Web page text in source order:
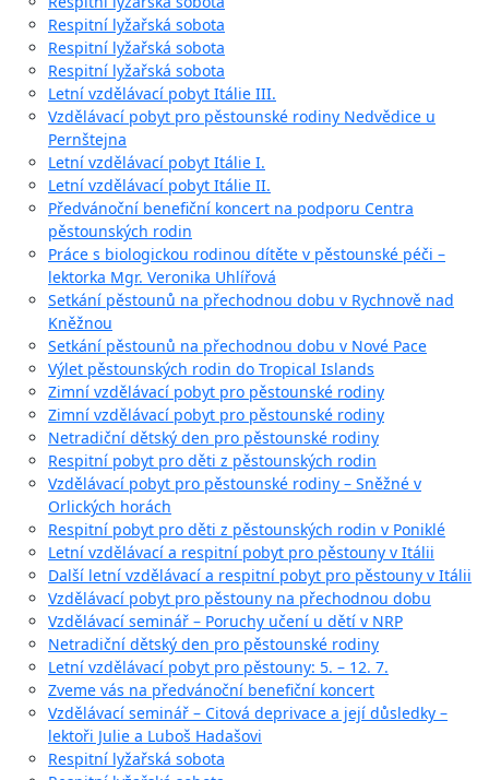
Respitní lyžařská sobota
Respitní lyžařská sobota
Respitní lyžařská sobota
Letní vzdělávací pobyt Itálie III.
Vzdělávací pobyt pro pěstounské rodiny Nedvědice u
Pernštejna
Letní vzdělávací pobyt Itálie I.
Letní vzdělávací pobyt Itálie II.
Předvánoční benefiční koncert na podporu Centra
pěstounských rodin
Práce s biologickou rodinou dítěte v pěstounské péči –
lektorka Mgr. Veronika Uhlířová
Setkání pěstounů na přechodnou dobu v Rychnově nad
Kněžnou
Setkání pěstounů na přechodnou dobu v Nové Pace
Výlet pěstounských rodin do Tropical Islands
Zimní vzdělávací pobyt pro pěstounské rodiny
Zimní vzdělávací pobyt pro pěstounské rodiny
Netradiční dětský den pro pěstounské rodiny
Respitní pobyt pro děti z pěstounských rodin
Vzdělávací pobyt pro pěstounské rodiny – Sněžné v
Orlických horách
Respitní pobyt pro děti z pěstounských rodin v Poniklé
Letní vzdělávací a respitní pobyt pro pěstouny v Itálii
Další letní vzdělávací a respitní pobyt pro pěstouny v Itálii
Vzdělávací pobyt pro pěstouny na přechodnou dobu
Vzdělávací seminář – Poruchy učení u dětí v NRP
Netradiční dětský den pro pěstounské rodiny
Letní vzdělávací pobyt pro pěstouny: 5. – 12. 7.
Zveme vás na předvánoční benefiční koncert
Vzdělávací seminář – Citová deprivace a její důsledky –
lektoři Julie a Luboš Hadašovi
Respitní lyžařská sobota